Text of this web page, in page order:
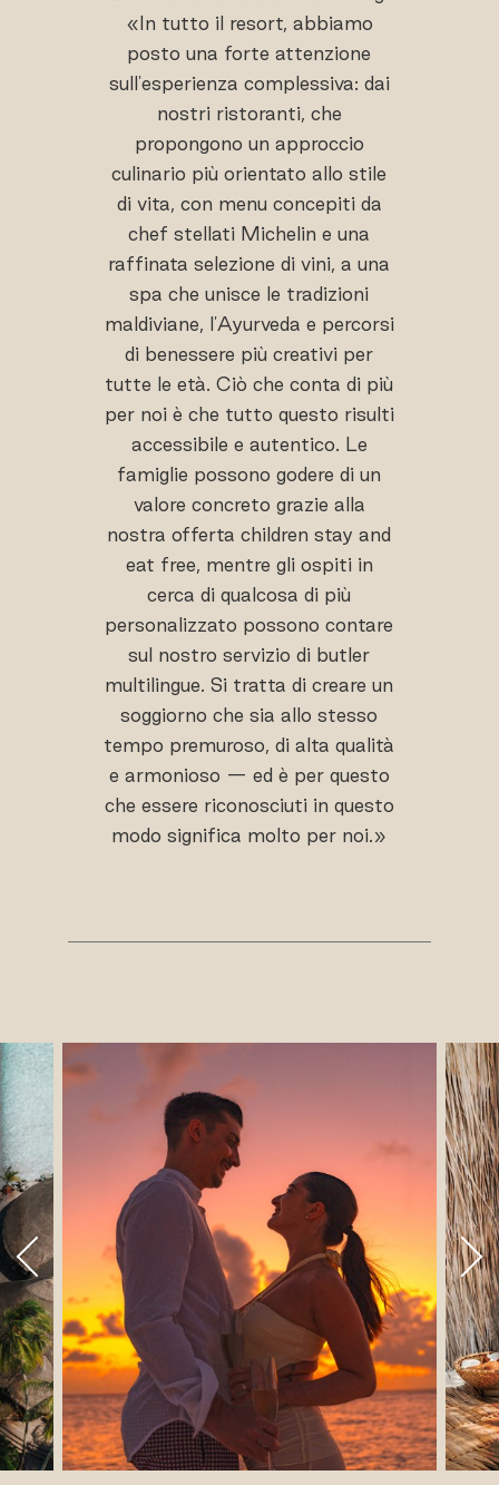
«In tutto il resort, abbiamo
posto una forte attenzione
sull'esperienza complessiva: dai
nostri ristoranti, che
propongono un approccio
culinario più orientato allo stile
di vita, con menu concepiti da
chef stellati Michelin e una
raffinata selezione di vini, a una
spa che unisce le tradizioni
maldiviane, l'Ayurveda e percorsi
di benessere più creativi per
tutte le età. Ciò che conta di più
per noi è che tutto questo risulti
accessibile e autentico. Le
famiglie possono godere di un
valore concreto grazie alla
nostra offerta children stay and
eat free, mentre gli ospiti in
cerca di qualcosa di più
personalizzato possono contare
sul nostro servizio di butler
multilingue. Si tratta di creare un
soggiorno che sia allo stesso
tempo premuroso, di alta qualità
e armonioso — ed è per questo
che essere riconosciuti in questo
modo significa molto per noi.»